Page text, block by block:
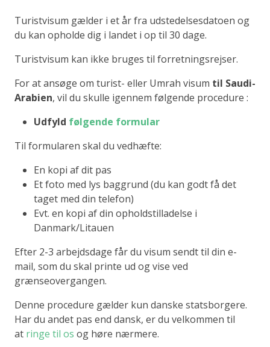
Turistvisum gælder i et år fra udstedelsesdatoen og
du kan opholde dig i landet i op til 30 dage.
Turistvisum kan ikke bruges til forretningsrejser.
For at ansøge om turist- eller Umrah visum til Saudi-
Arabien, vil du skulle igennem følgende procedure :
Udfyld følgende formular
Til formularen skal du vedhæfte:
En kopi af dit pas
Et foto med lys baggrund (du kan godt få det
taget med din telefon)
Evt. en kopi af din opholdstilladelse i
Danmark/Litauen
Efter 2-3 arbejdsdage får du visum sendt til din e-
mail, som du skal printe ud og vise ved
grænseovergangen.
Denne procedure gælder kun danske statsborgere.
Har du andet pas end dansk, er du velkommen til
at ringe til os og høre nærmere.